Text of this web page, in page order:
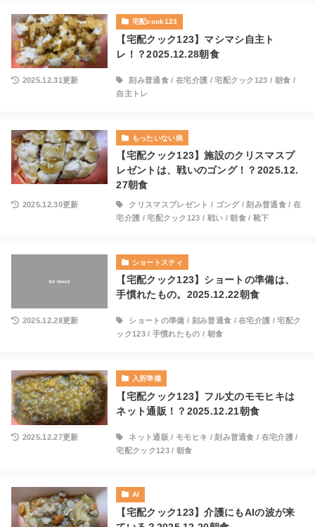
宅配cook123
【宅配クック123】マシマシ自主ト
レ！？2025.12.28朝食
2025.12.31更新 刻み普通食/ 在宅介護 /宅配クック123 / 朝食 /
自主トレ
もったいない病
【宅配クック123】施設のクリスマスプ
レゼントは、戦いのゴング！？2025.12.
27朝食
2025.12.30更新 クリスマスプレゼント / ゴング/刻み普通食 /在
宅介護 /宅配クック123 / 戦い /朝食/ 靴下
ショートスティ
【宅配クック123】ショートの準備は、
手慣れたもの。2025.12.22朝食
2025.12.28更新 ショートの準備 / 刻み普通食 /在宅介護 /宅配ク
ック123/ 手慣れたもの / 朝食
入所準備
【宅配クック123】フル丈のモモヒキは
ネット通販！？2025.12.21朝食
2025.12.27更新 ネット通販 / モモヒキ /刻み普通食 / 在宅介護 /
宅配クック123/ 朝食
AI
【宅配クック123】介護にもAIの波が来